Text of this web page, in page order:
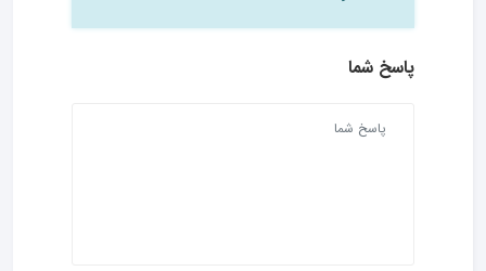
پاسخ شما